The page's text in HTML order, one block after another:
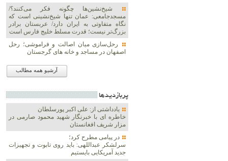
شیخ‌نشین‌ها چگونه فکر می‌کنند؟/
مسجدجامعی: عمان تنها شیخ‌نشینی است که
نگاه متفاوتی به ایران دارد/ عربستان برادر
بزرگ‌تر نیست؛ قدرت مسلط خلیج فارس است
رحل‌سازی میان اصالت و فراموشی؛ رحل
اصفهان در مساجد و خانه های گرجستان
آرشیو همه مطالب
پربازديدها
یادداشتی از: علی اکبر پورسلطان
خاطره ای با خبرنگار شهید محمود صارمی در
مزار شریف افغانستان
در پیامی مطرح کرد؛
سرلشکر عبداللهی: باید روی تابوت و تجهیزات
جدید آمریکایی بایستیم